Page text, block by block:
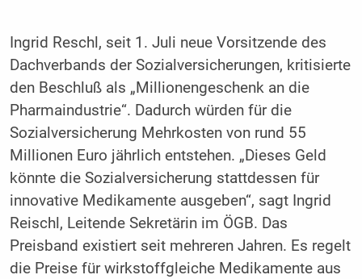
Ingrid Reschl, seit 1. Juli neue Vorsitzende des
Dachverbands der Sozialversicherungen, kritisierte
den Beschluß als „Millionengeschenk an die
Pharmaindustrie“. Dadurch würden für die
Sozialversicherung Mehrkosten von rund 55
Millionen Euro jährlich entstehen. „Dieses Geld
könnte die Sozialversicherung stattdessen für
innovative Medikamente ausgeben“, sagt Ingrid
Reischl, Leitende Sekretärin im ÖGB. Das
Preisband existiert seit mehreren Jahren. Es regelt
die Preise für wirkstoffgleiche Medikamente aus